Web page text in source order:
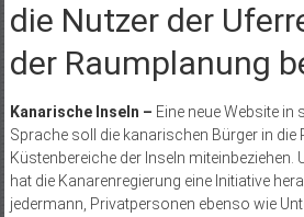
die Nutzer der
der Raumplanung
Kanarische Inseln – Eine neue Website
Sprache soll die kanarischen Bürger in die
Küstenbereiche der Inseln miteinbeziehen.
hat die Kanarenregierung eine Initiative
jedermann, Privatpersonen ebenso wie